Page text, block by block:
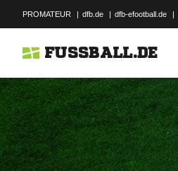
PROMATEUR | dfb.de | dfb-efootball.de |
FUSSBALL.DE